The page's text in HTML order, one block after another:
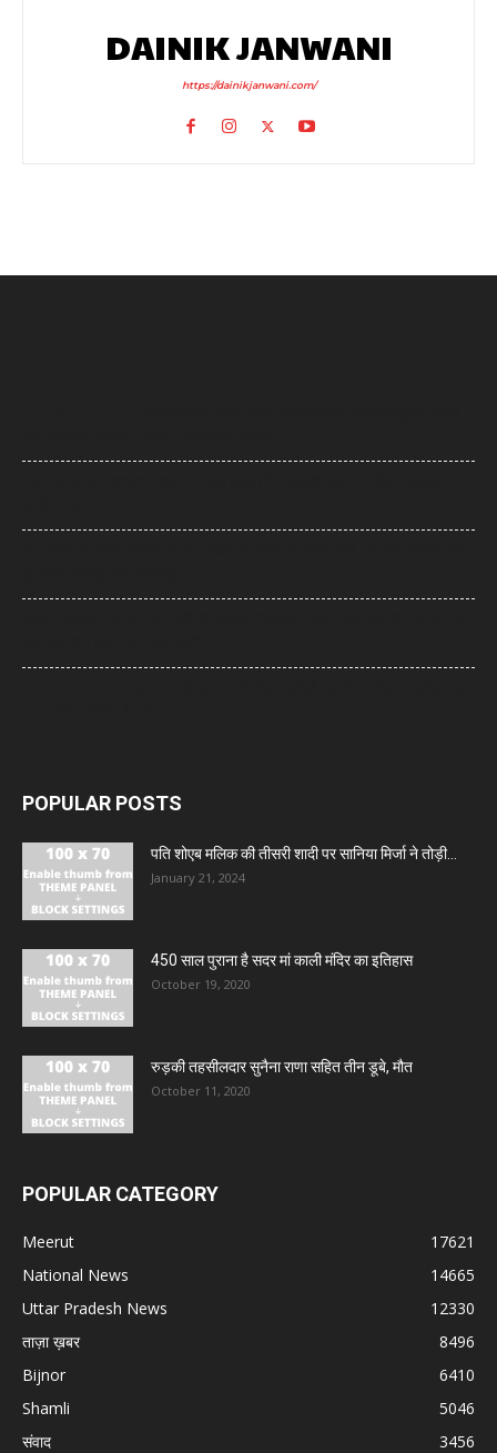
DAINIK JANWANI
https://dainikjanwani.com/
POPULAR POSTS
पति शोएब मलिक की तीसरी शादी पर सानिया मिर्जा ने तोड़ी...
January 21, 2024
450 साल पुराना है सदर मां काली मंदिर का इतिहास
October 19, 2020
रुड़की तहसीलदार सुनैना राणा सहित तीन डूबे, मौत
October 11, 2020
POPULAR CATEGORY
Meerut
17621
National News
14665
Uttar Pradesh News
12330
ताज़ा ख़बर
8496
Bijnor
6410
Shamli
5046
संवाद
3456